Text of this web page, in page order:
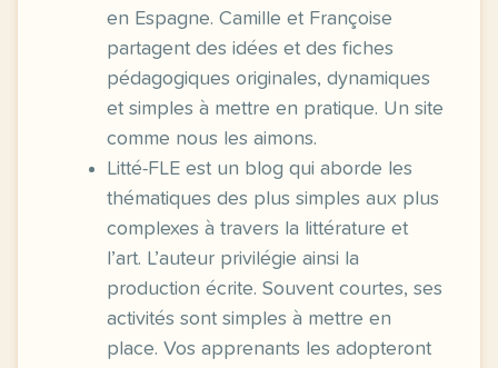
en Espagne. Camille et Françoise
partagent des idées et des fiches
pédagogiques originales, dynamiques
et simples à mettre en pratique. Un site
comme nous les aimons.
Litté-FLE est un blog qui aborde les
thématiques des plus simples aux plus
complexes à travers la littérature et
l’art. L’auteur privilégie ainsi la
production écrite. Souvent courtes, ses
activités sont simples à mettre en
place. Vos apprenants les adopteront